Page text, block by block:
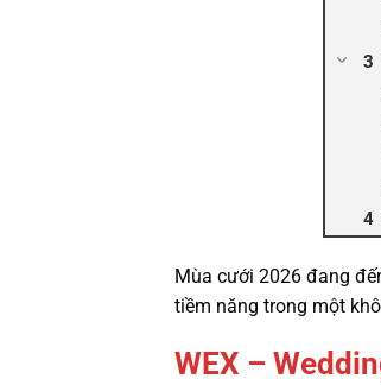
Mùa cưới 2026 đang
tiềm năng trong một
WEX –